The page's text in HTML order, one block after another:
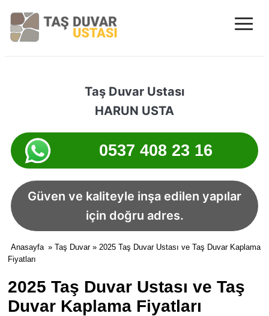
Trabzon Taş
≡
Taş Duvar Ustası
HARUN USTA
0537 408 23 16
Güven ve kaliteyle inşa edilen yapılar
için doğru adres.
Anasayfa » Taş Duvar» 2025 Taş Duvar Ustası ve Taş Duvar Kaplama
Fiyatları
2025 Taş Duvar Ustası ve Taş
Duvar Kaplama Fiyatları